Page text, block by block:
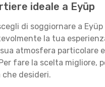
ideale a Eyüp
di soggiornare a Eyüp
la tua
atmosfera particolare
fare la scelta migliore,
desideri.